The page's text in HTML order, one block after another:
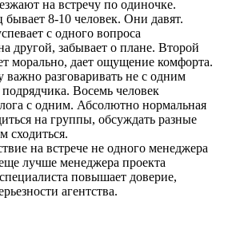
на встречу по одиночке.
8-10 человек. Они давят.
с одного вопроса
другой, забывает о плане. Второй
морально, дает ощущение комфорта.
важно разговаривать не с одним
Восемь человек
с одним. Абсолютно нормальная
на группы, обсуждать разные
сходиться.
на встрече не одного менеджера
лучше менеджера проекта
повышает доверие,
агентства.